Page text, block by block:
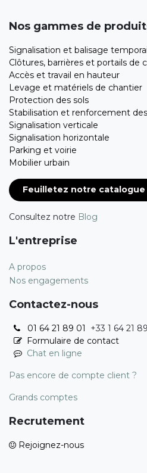
Nos gammes de
Signalisation et balisage
Clôtures, barrières et portails de
Accès et travail en hauteur
Levage et matériels de chantier
Protection des sols
Stabilisation et renforcement
Signalisation verticale
Signalisation horizontale
Parking et voirie
Mobilier urbain
Feuilletez notre catalogue
Consultez notre Blog
L'entreprise
A propos
Nos engagements
Contactez-nous
01 64 21 89 01 +33 1 64 21
Formulaire de contact
Chat en ligne
Pas encore de compte client ?
Grands comptes
Recrutement
Rejoignez-nous